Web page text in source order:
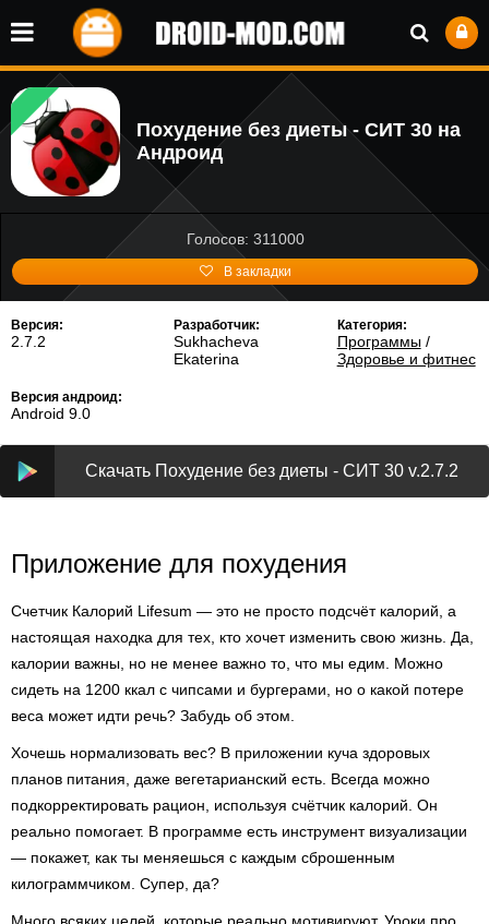
Похудение без диеты - СИТ 30 на
Андроид
Голосов: 311000
В закладки
Версия:
2.7.2
Разработчик:
Sukhacheva
Ekaterina
Категория:
Программы/
Здоровье и фитнес
Версия андроид:
Android 9.0
Скачать Похудение без диеты - СИТ 30 v.2.7.2
Приложение для похудения
Счетчик Калорий Lifesum — это не просто подсчёт калорий, а
настоящая находка для тех, кто хочет изменить свою жизнь. Да,
калории важны, но не менее важно то, что мы едим. Можно
сидеть на 1200 ккал с чипсами и бургерами, но о какой потере
веса может идти речь? Забудь об этом.
Хочешь нормализовать вес? В приложении куча здоровых
планов питания, даже вегетарианский есть. Всегда можно
подкорректировать рацион, используя счётчик калорий. Он
реально помогает. В программе есть инструмент визуализации
— покажет, как ты меняешься с каждым сброшенным
килограммчиком. Супер, да?